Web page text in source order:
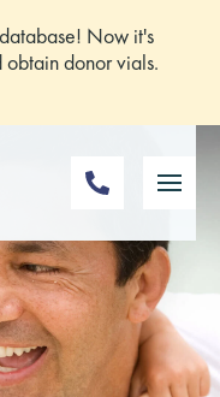
Now it's
donor vials.